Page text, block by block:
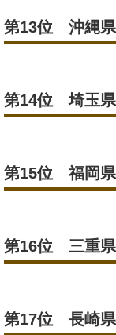
第13位 沖縄県
第14位 埼玉県
第15位 福岡県
第16位 三重県
第17位 長崎県